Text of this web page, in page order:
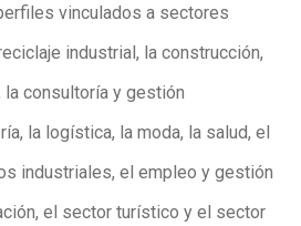
vinculados a sectores
industrial, la construcción,
consultoría y gestión
la logística, la moda, la salud, el
industriales, el empleo y gestión
el sector turístico y el sector